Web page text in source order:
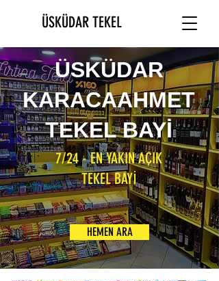
ÜSKÜDAR TEKEL
ÜSKÜDAR
KARACAAHMET
TEKEL BAYİ
7/24 - EN YAKIN AÇIK
TEKEL BAYİ
HEMEN ARA